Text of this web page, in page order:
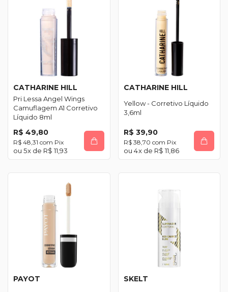
CATHARINE HILL
Pri Lessa Angel Wings
Camuflagem A1 Corretivo
Líquido 8ml
R$ 49,80
R$ 48,31 com Pix
5x de R$ 11,93
CATHARINE HILL
Yellow - Corretivo Líquido
3,6ml
R$ 39,90
R$ 38,70 com Pix
4x de R$ 11,86
PAYOT SKELT